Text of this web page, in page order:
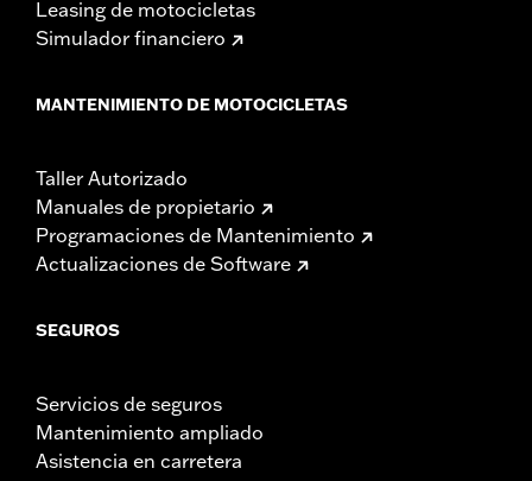
Leasing de motocicletas
Simulador financiero
MANTENIMIENTO DE MOTOCICLETAS
Taller Autorizado
Manuales de propietario
Programaciones de Mantenimiento
Actualizaciones de Software
SEGUROS
Servicios de seguros
Mantenimiento ampliado
Asistencia en carretera